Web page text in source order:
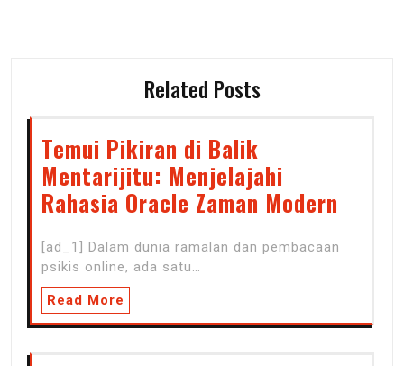
Related Posts
Temui Pikiran di Balik
Mentarijitu: Menjelajahi
Rahasia Oracle Zaman Modern
[ad_1] Dalam dunia ramalan dan pembacaan
psikis online, ada satu…
Read More